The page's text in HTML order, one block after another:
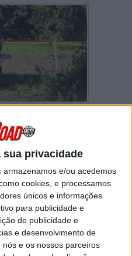
sua privacidade
armazenamos e/ou acedemos
cookies, e processamos
únicos e informações
para publicidade e
de publicidade e
e desenvolvimento de
e os nossos parceiros
– Paraíso Todo-o-
record com cerca de
de
GasGas
Nacional de
em destaque
de pilotos aos
depois de